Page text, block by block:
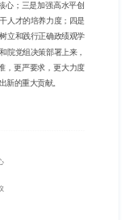
心；三是加强高水平创
人才的培养力度；四是
立和践行正确政绩观学
院党组决策部署上来，
，更严要求，更大力度
新的重大贡献。